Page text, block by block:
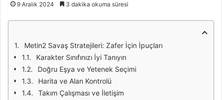
9 Aralık 2024 3 dakika okuma süresi
Metin2 Savaş Stratejileri: Zafer İçin İpuçları
Karakter Sınıfınızı İyi Tanıyın
Doğru Eşya ve Yetenek Seçimi
Harita ve Alan Kontrolü
Takım Çalışması ve İletişim